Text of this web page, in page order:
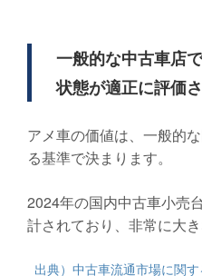
一般的な中古車店
状態が適正に評価
アメ車の価値は、一般的
る基準で決まります。
2024年の国内中古車小売
計されており、非常に大
出典）中古車流通市場に関